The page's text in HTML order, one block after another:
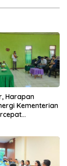
Harapan
Kementerian